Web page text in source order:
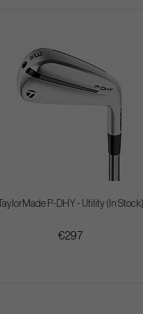
TaylorMade P-DHY - Utility (In Stock)
€297